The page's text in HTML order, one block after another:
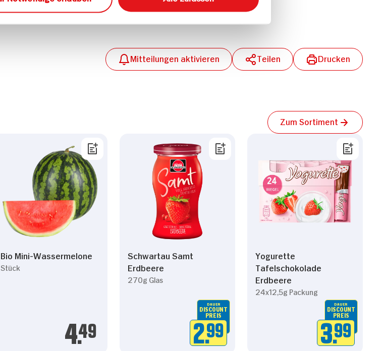
0g 0g
Mitteilungen aktivieren Teilen Drucken
Zum Sortiment
Bio Mini-Wassermelone
Stück
4.49
Schwartau Samt
Erdbeere
270g Glas
DAUER
DISCOUNT
PREIS
2.99
Yogurette
Tafelschokolade
Erdbeere
24x12,5g Packung
DAUER
DISCOUNT
PREIS
3.99